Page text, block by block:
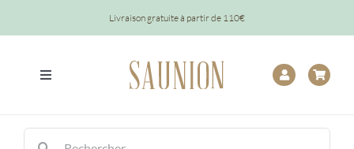
au
Livraison gratuite à partir de 110€
Toggle
Rechercher: